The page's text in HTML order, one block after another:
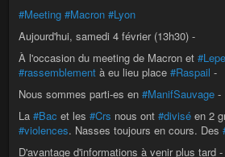
#Meeting #Macron #Lyon
Aujourd'hui, samedi 4 février (13h30) -
À l'occasion du meeting de Macron et
#rassemblement à eu lieu place #Raspail -
Nous sommes parti-es en #ManifSauvage -
La #Bac et les #Crs nous ont #divisé en 2
#violences. Nasses toujours en cours. Des
D'avantage d'informations à venir plus tard -